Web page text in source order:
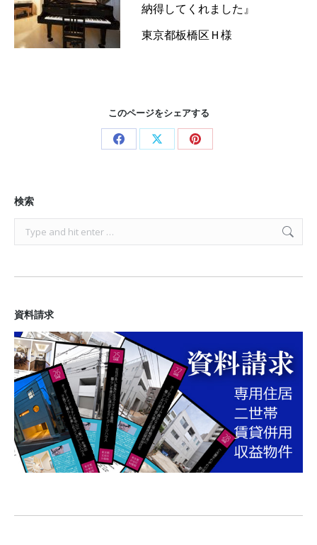
納得してくれました』
東京都板橋区Ｈ様
このページをシェアする
Share Share Share
検索
Search:
資料請求